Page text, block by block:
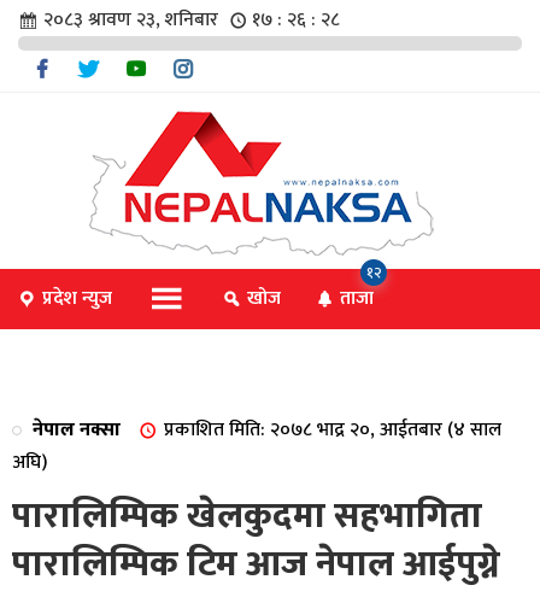
२०८३ श्रावण २३, शनिबार १७ : २६ : २९
प्रदेश न्युज खोज ताजा
१२
नेपाल नक्सा
प्रकाशित मिति: २०७८ भाद्र २०, आईतबार (४ साल
अघि)
पारालिम्पिक खेलकुदमा सहभागिता
पारालिम्पिक टिम आज नेपाल आईपुग्ने